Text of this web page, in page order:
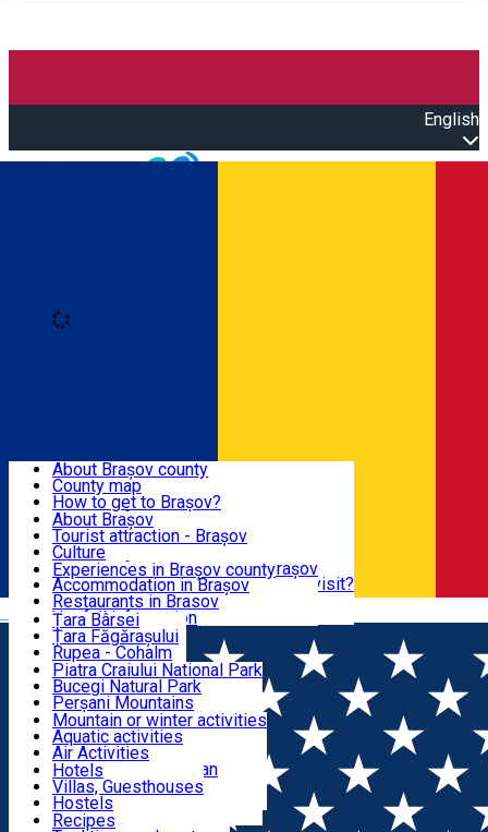
English
Română
BRAȘOV
EXPERIENCES
DESTINATIONS
NATURE
ACTIVE TOURISM
ACCOMMODATION
CULTURAL HERITAGE
About Brașov county
County map
How to get to Brașov?
Tourist Information Centers
Tourist Guides
Brașov Tourism Recommendations
Historical tourist attractions
What would a local recommend to visit?
Tourism news Brașov
Restaurants
About Brașov
Tourist attraction - Brașov
Culture
Tourist Information Center - Brașov
Accommodation in Brașov
Restaurants in Brasov
Usefull information
Experiences in Brașov county
Țara Bârsei
Țara Făgărașului
Rupea - Cohalm
ECO Destinations
Piatra Craiului National Park
Bucegi Natural Park
Perșani Mountains
Făgăraș Mountains
Postăvarul Peak
Măgura Codlei
Ciucaș Mountains
Protected areas
Other natural attractions
Speoturism
Mountain or winter activities
Aquatic activities
Air Activities
Adventure, Equestrian
Cycling, Running
Other activities
Hotels
Villas, Guesthouses
Hostels
Cottages
Recipes